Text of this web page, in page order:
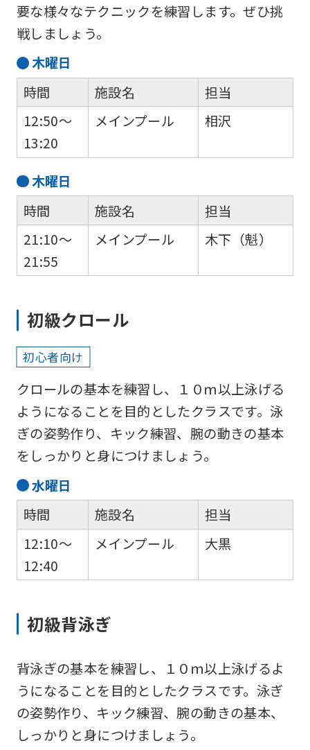
要な様々なテクニックを練習します。ぜひ挑
戦しましょう。
木曜日
時間
12:50～
13:20
施設名
メインプール
担当
相沢
木曜日
時間
21:10～
21:55
施設名
メインプール
担当
木下（魁）
初級クロール
初心者向け
クロールの基本を練習し、１０ｍ以上泳げる
ようになることを目的としたクラスです。泳
ぎの姿勢作り、キック練習、腕の動きの基本
をしっかりと身につけましょう。
水曜日
時間
12:10～
12:40
施設名
メインプール
担当
大黒
初級背泳ぎ
背泳ぎの基本を練習し、１０ｍ以上泳げるよ
うになることを目的としたクラスです。泳ぎ
の姿勢作り、キック練習、腕の動きの基本、
しっかりと身につけましょう。